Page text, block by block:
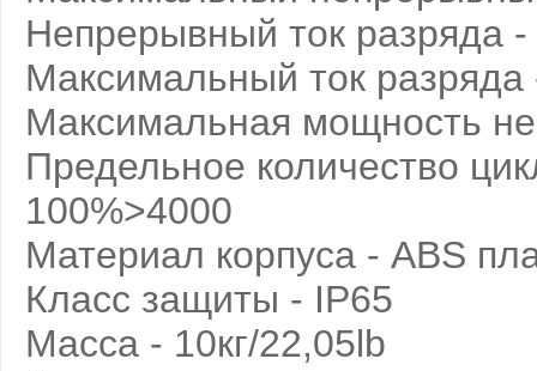
Непрерывный ток разряда
Максимальный ток разряда
Максимальная мощность
Предельное количество
100%>4000
Материал корпуса - ABS
Класс защиты - IP65
Масса - 10кг/22,05lb